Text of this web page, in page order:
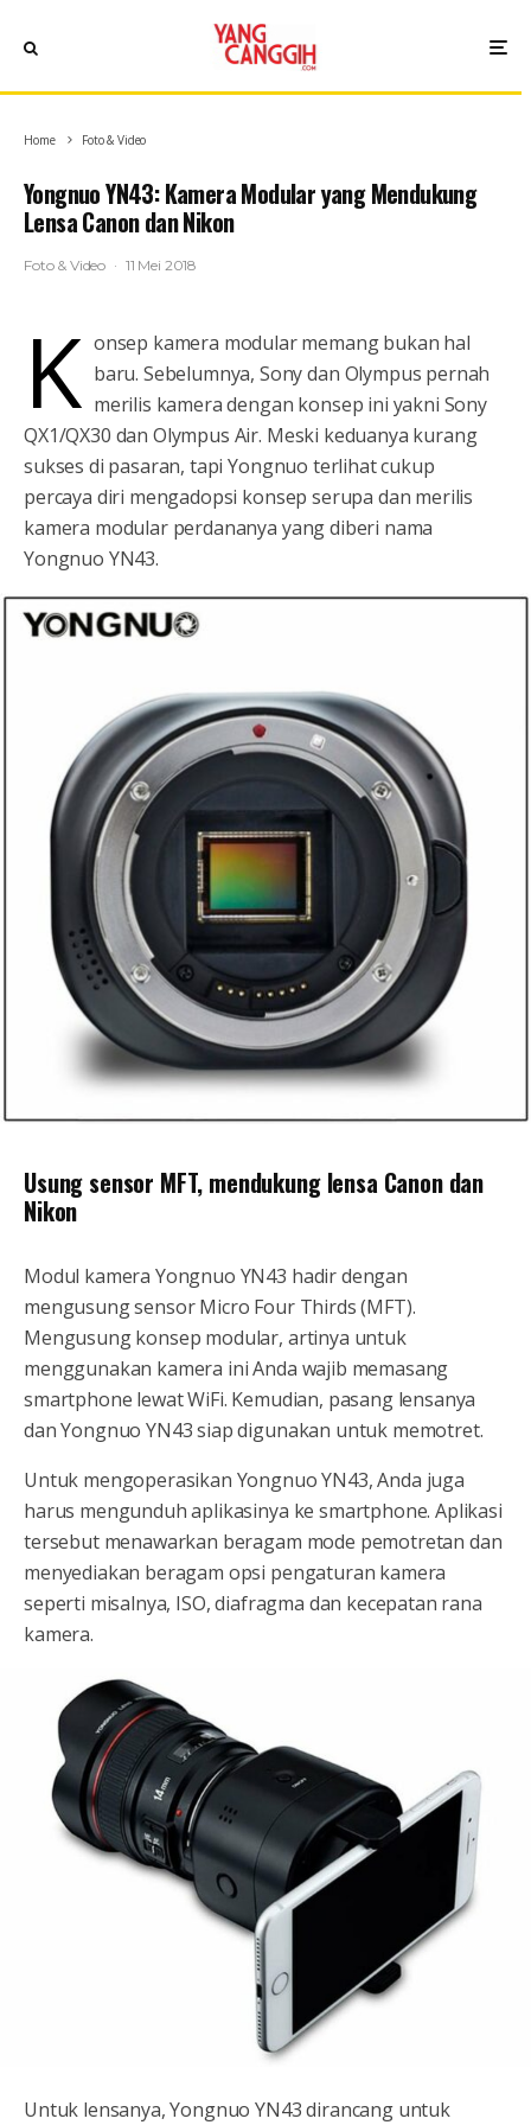
Home Foto & Video
Yongnuo YN43: Kamera Modular yang Mendukung
Lensa Canon dan Nikon
Foto & Video · 11 Mei 2018
K onsep kamera modular memang bukan hal
baru. Sebelumnya, Sony dan Olympus pernah
merilis kamera dengan konsep ini yakni Sony
QX1/QX30 dan Olympus Air. Meski keduanya kurang
sukses di pasaran, tapi Yongnuo terlihat cukup
percaya diri mengadopsi konsep serupa dan merilis
kamera modular perdananya yang diberi nama
Yongnuo YN43.
Usung sensor MFT, mendukung lensa Canon dan
Nikon
Modul kamera Yongnuo YN43 hadir dengan
mengusung sensor Micro Four Thirds (MFT).
Mengusung konsep modular, artinya untuk
menggunakan kamera ini Anda wajib memasang
smartphone lewat WiFi. Kemudian, pasang lensanya
dan Yongnuo YN43 siap digunakan untuk memotret.
Untuk mengoperasikan Yongnuo YN43, Anda juga
harus mengunduh aplikasinya ke smartphone. Aplikasi
tersebut menawarkan beragam mode pemotretan dan
menyediakan beragam opsi pengaturan kamera
seperti misalnya, ISO, diafragma dan kecepatan rana
kamera.
Untuk lensanya, Yongnuo YN43 dirancang untuk